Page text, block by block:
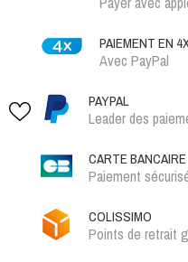
PAIEMENT EN
Avec PayPal
PAYPAL
Leader des
CARTE BANCAIRE
Paiement
COLISSIMO
Points de retrait